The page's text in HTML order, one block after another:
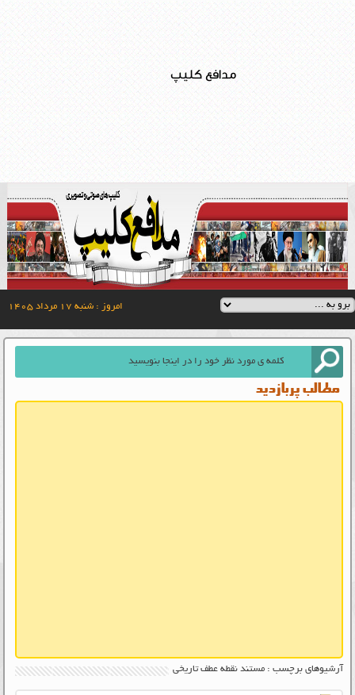
مدافع کلیپ
امروز : شنبه ۱۷ مرداد ۱۴۰۵
مطالب پربازدید
آرشیوهای برچسب : مستند نقطه عطف تاریخی